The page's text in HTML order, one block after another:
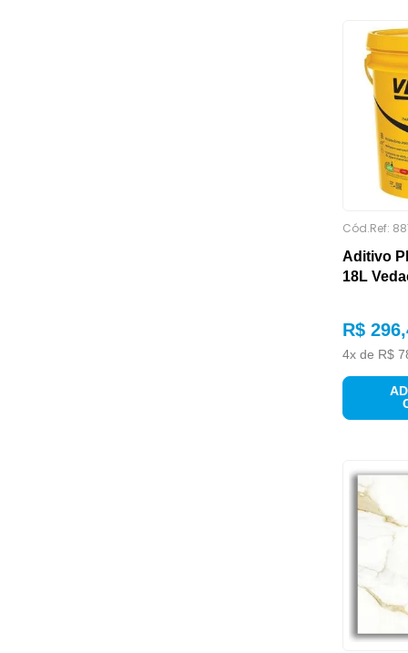
Cód.Ref:
Aditivo
18L
R$ 296,
4x de R$